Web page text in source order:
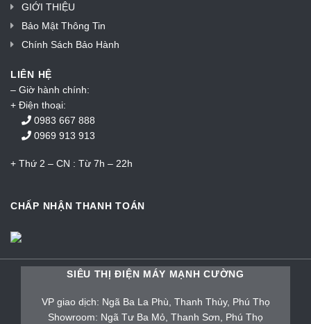
GIỚI THIỆU
Bảo Mật Thông Tin
Chính Sách Bảo Hành
LIÊN HỆ
– Giờ hành chính:
+ Điện thoại:
0983 667 888
0969 913 913
+ Thứ 2 – CN : Từ 7h – 22h
CHẤP NHẬN THANH TOÁN
SIÊU THỊ ĐIỆN MÁY MẠNH CƯỜNG
VP giao dịch: Ngã Ba La Phù, Thanh Thủy, Phú Thọ
Showroom: Ngã Tư Ba Mỏ, Thanh Sơn, Phú Thọ